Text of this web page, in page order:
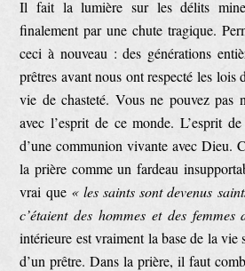
Il fait la lumière sur les délits
finalement par une chute tragique.
ceci à nouveau : des générations
prêtres avant nous ont respecté les lois
vie de chasteté. Vous ne pouvez pas
avec l’esprit de ce monde. L’esprit
d’une communion vivante avec Dieu.
la prière comme un fardeau
vrai que « les saints sont devenus
c’étaient des hommes et des
intérieure est vraiment la base de la vie
d’un prêtre. Dans la prière, il faut